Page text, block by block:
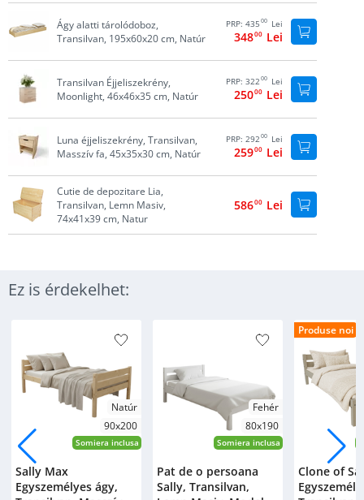
Ágy alatti tárolódoboz,
Transilvan, 195x60x20 cm, Natúr
PRP: 435 00 Lei
34800 Lei
Transilvan Éjjeliszekrény,
Moonlight, 46x46x35 cm, Natúr
PRP: 32200 Lei
25000 Lei
Luna éjjeliszekrény, Transilvan,
Masszív fa, 45x35x30 cm, Natúr
PRP: 29200 Lei
25900 Lei
Cutie de depozitare Lia,
Transilvan, Lemn Masiv,
74x41x39 cm, Natur
58600 Lei
Ez is érdekelhet:
Natúr
90x200
Somiera inclusa
Sally Max
Egyszemélyes ágy,
Fehér
80x190
Somiera inclusa
Pat de o persoana
Sally, Transilvan,
Produse noi
Clone of